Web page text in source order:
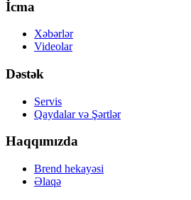
İcma
Xəbərlər
Videolar
Dəstək
Servis
Qaydalar və Şərtlər
Haqqımızda
Brend hekayəsi
Əlaqə